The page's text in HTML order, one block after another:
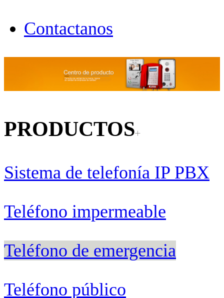
Contactanos
PRODUCTOS
Sistema de telefonía IP PBX
Teléfono impermeable
Teléfono de emergencia
Teléfono público